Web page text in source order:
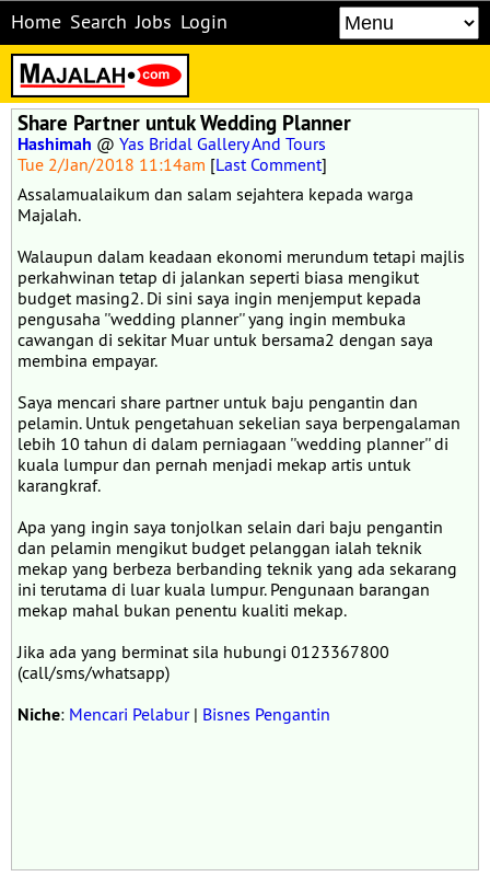
Home Search Jobs Login
Share Partner untuk Wedding Planner
Hashimah @ Yas Bridal Gallery And Tours
Tue 2/Jan/2018 11:14am [Last Comment]
Assalamualaikum dan salam sejahtera kepada warga
Majalah.
Walaupun dalam keadaan ekonomi merundum tetapi majlis
perkahwinan tetap di jalankan seperti biasa mengikut
budget masing2. Di sini saya ingin menjemput kepada
pengusaha ''wedding planner'' yang ingin membuka
cawangan di sekitar Muar untuk bersama2 dengan saya
membina empayar.
Saya mencari share partner untuk baju pengantin dan
pelamin. Untuk pengetahuan sekelian saya berpengalaman
lebih 10 tahun di dalam perniagaan ''wedding planner'' di
kuala lumpur dan pernah menjadi mekap artis untuk
karangkraf.
Apa yang ingin saya tonjolkan selain dari baju pengantin
dan pelamin mengikut budget pelanggan ialah teknik
mekap yang berbeza berbanding teknik yang ada sekarang
ini terutama di luar kuala lumpur. Pengunaan barangan
mekap mahal bukan penentu kualiti mekap.
Jika ada yang berminat sila hubungi 0123367800
(call/sms/whatsapp)
Niche: Mencari Pelabur| Bisnes Pengantin